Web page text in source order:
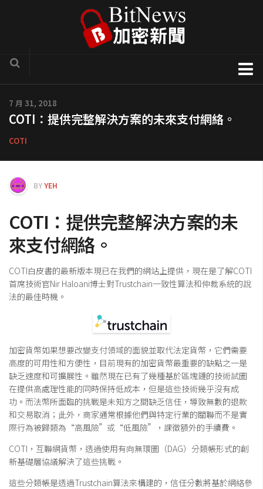
區塊鏈技術專欄
項目官方訊息
COTI
ICO評析
新手入門教學
錢包
區塊鏈應用
7 月 31, 2018
COTI：提供完整解決方案的未來支付網絡。
COTI
BYYEH
COTI：提供完整解決方案的未
來支付網絡。
COTI白皮書的最新版本現已在我們的網站上提供，現在是了解COTI
首席技術官Nir Haloani博士對Trustchain一致性算法和仲裁系統的說
法的最佳時機。
加密貨幣如果想要改變支付領域的面貌並取代法定貨幣，它們需要
高度的可用性和方便性，目前現有的加密貨幣最重要的缺點之一是
缺乏速度和可擴展性。雖然現在已有了幾種基於區塊鏈的技術試圖
在提供高處理性能的同時保持低成本，但是這些技術幾乎沒有成
功。而法幣所面臨的挑戰是未知方之間缺乏信任，導致無數的退款
和交易取消；此外，商家通常根據他們與特定行業的關聯而不是實
際行為被歸類為“高風險”或“低風險”，課徵額外的手續費。
COTI，互聯網貨幣，透過使用有向無環圖（DAG）分類帳形式的創
新基礎層協議解決了這些挑戰。
這些分類帳是透過Trustchain算法來構建的，信任分數將基於網絡參